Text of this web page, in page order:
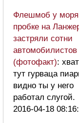
Флешмоб у
пробке на
застряли сотни
автомобилистов
(фотофакт):
тут гурваца
видно ты у него
работал
2016-04-18